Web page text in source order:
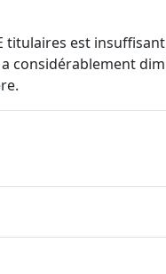
est
considérablement